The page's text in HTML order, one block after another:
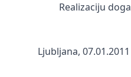
Realizaciju
Ljubljana, 07.01.2011